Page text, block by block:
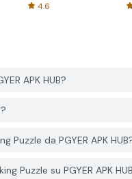
4.6
APK HUB?
da PGYER APK
Puzzle su PGYER APK